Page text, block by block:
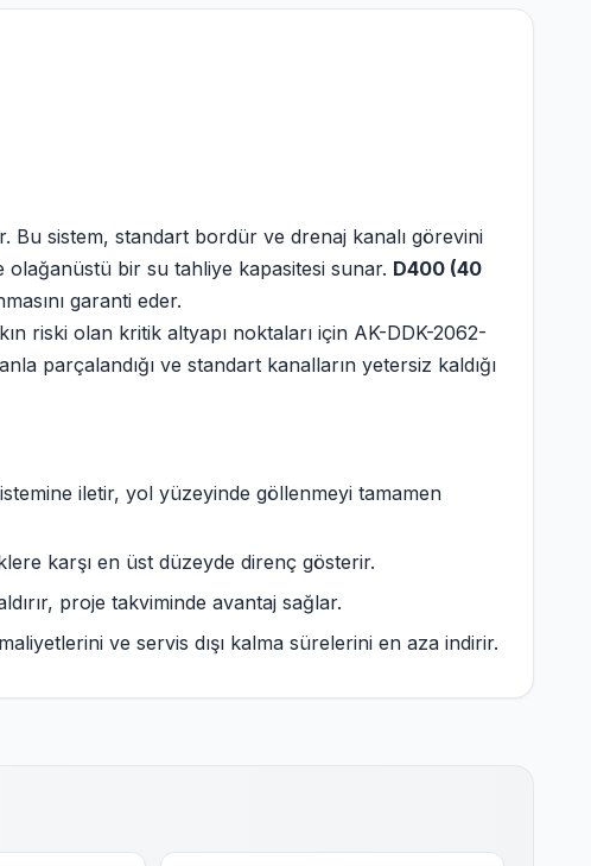
Bu sistem, standart bordür ve drenaj kanalı görevini
bir su tahliye kapasitesi sunar. D400 (40
garanti eder.
riski olan kritik altyapı noktaları için AK-DDK-2062-
parçalandığı ve standart kanalların yetersiz kaldığı
iletir, yol yüzeyinde göllenmeyi tamamen
karşı en üst düzeyde direnç gösterir.
proje takviminde avantaj sağlar.
ve servis dışı kalma sürelerini en aza indirir.